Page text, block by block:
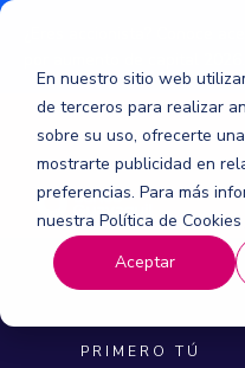
En nuestro sitio web
de terceros para realizar
sobre su uso, ofrecerte
mostrarte publicidad en
preferencias. Para más
nuestra Política de Cookies
Aceptar
¿Eres accionista? Conoce
PRIMERO TÚ